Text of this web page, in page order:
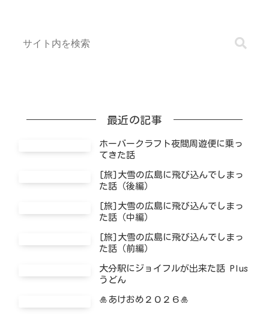
最近の記事
ホーバークラフト夜間周遊便に乗っ
てきた話
[旅]大雪の広島に飛び込んでしまっ
た話（後編）
[旅]大雪の広島に飛び込んでしまっ
た話（中編）
[旅]大雪の広島に飛び込んでしまっ
た話（前編）
大分駅にジョイフルが出来た話 Plus
うどん
🎍あけおめ２０２６🎍